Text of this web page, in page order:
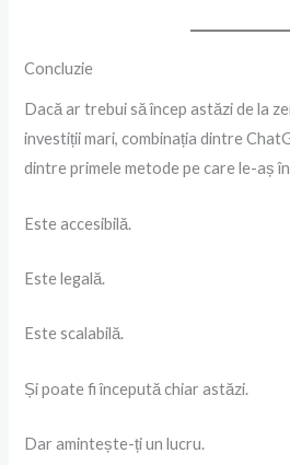
Concluzie
Dacă ar trebui să încep astăzi de la
investiții mari, combinația dintre
dintre primele metode pe care le-aș
Este accesibilă.
Este legală.
Este scalabilă.
Și poate fi începută chiar astăzi.
Dar amintește-ți un lucru.